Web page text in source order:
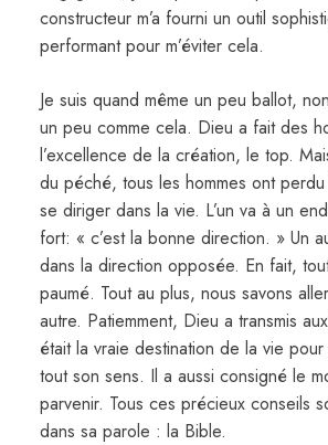
constructeur m’a fourni un outil
performant pour m’éviter cela.
Je suis quand même un peu ballot,
un peu comme cela. Dieu a fait des
l’excellence de la création, le top.
du péché, tous les hommes ont
se diriger dans la vie. L’un va à un
fort: « c’est la bonne direction. » Un
dans la direction opposée. En fait,
paumé. Tout au plus, nous savons
autre. Patiemment, Dieu a transmis
était la vraie destination de la vie pour
tout son sens. Il a aussi consigné le
parvenir. Tous ces précieux conseils
dans sa parole : la Bible.